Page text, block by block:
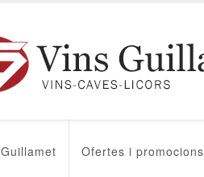
Guillamet Ofertes i promocions